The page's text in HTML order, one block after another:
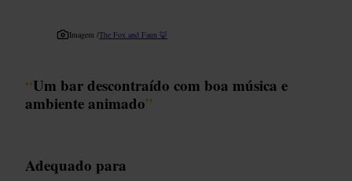
Imagem /The Fox and Faun 🦊
“Um bar descontraído com boa música e
ambiente animado”
Adequado para